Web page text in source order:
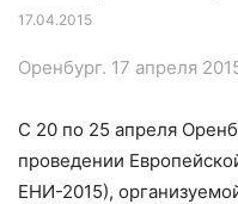
17.04.2015
Оренбург. 17 апреля
С 20 по 25 апреля
проведении
ЕНИ-2015),